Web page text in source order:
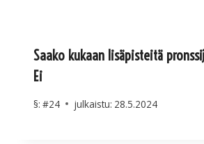
Saako kukaan lisäpisteitä
Ei
§: #24 julkaistu: 28.5.2024